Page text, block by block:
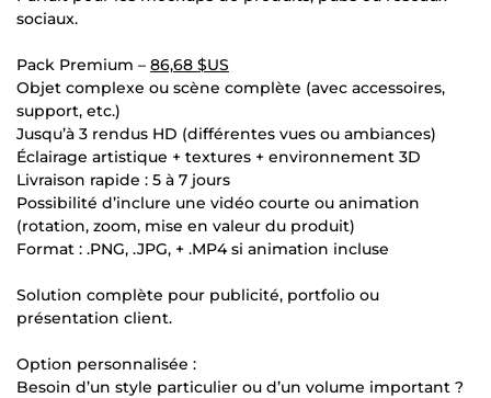
sociaux.
Pack Premium – 86,68 $US
Objet complexe ou scène complète (avec accessoires,
support, etc.)
Jusqu’à 3 rendus HD (différentes vues ou ambiances)
Éclairage artistique + textures + environnement 3D
Livraison rapide : 5 à 7 jours
Possibilité d’inclure une vidéo courte ou animation
(rotation, zoom, mise en valeur du produit)
Format : .PNG, .JPG, + .MP4 si animation incluse
Solution complète pour publicité, portfolio ou
présentation client.
Option personnalisée :
Besoin d’un style particulier ou d’un volume important ?